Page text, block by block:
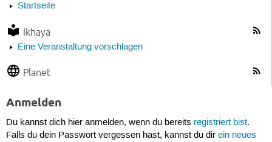
Startseite
Ikhaya
Eine Veranstaltung vorschlagen
Planet
Anmelden
Du kannst dich hier anmelden, wenn du bereits registriert bist.
Falls du dein Passwort vergessen hast, kannst du dir ein neues